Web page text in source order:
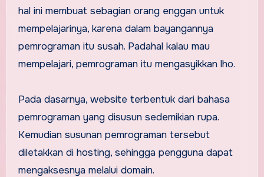
hal ini membuat sebagian orang enggan untuk
mempelajarinya, karena dalam bayangannya
pemrograman itu susah. Padahal kalau mau
mempelajari, pemrograman itu mengasyikkan lho.
Pada dasarnya, website terbentuk dari bahasa
pemrograman yang disusun sedemikian rupa.
Kemudian susunan pemrograman tersebut
diletakkan di hosting, sehingga pengguna dapat
mengaksesnya melalui domain.